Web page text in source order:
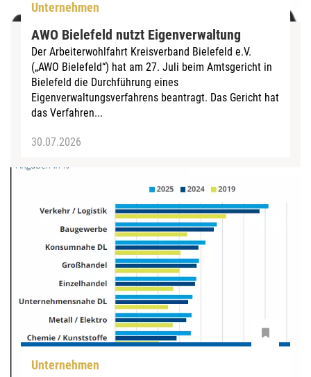
Unternehmen
AWO Bielefeld nutzt Eigenverwaltung
Der Arbeiterwohlfahrt Kreisverband Bielefeld e.V.
(„AWO Bielefeld“) hat am 27. Juli beim Amtsgericht in
Bielefeld die Durchführung eines
Eigenverwaltungsverfahrens beantragt. Das Gericht hat
das Verfahren...
30.07.2026
Unternehmen